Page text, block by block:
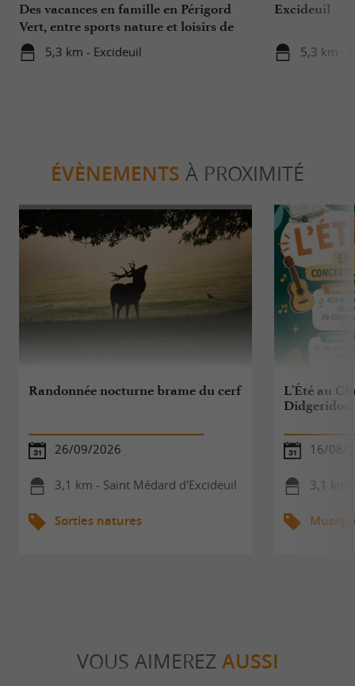
Des vacances en famille en Périgord
Vert, entre sports nature et loisirs de
plein air
5,3 km - Excideuil
Excideuil
5,3 km -
ÉVÈNEMENTS À PROXIMITÉ
Randonnée nocturne brame du cerf
26/09/2026
3,1 km - Saint Médard d'Excideuil
Sorties natures
L'Été au
Didgeridoo
16/08/
3,1 km
VOUS AIMEREZ AUSSI